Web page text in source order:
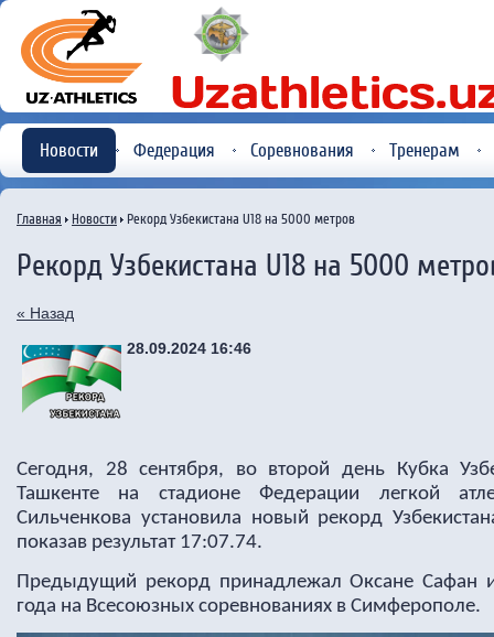
Новости Федерация Соревнования Тренерам
Главная Новости Рекорд Узбекистана U18 на 5000 метров
Рекорд Узбекистана U18 на 5000
« Назад
28.09.2024 16:46
Сегодня, 28 сентября, во второй день Кубка
Ташкенте на стадионе Федерации легкой
Сильченкова установила новый рекорд
показав результат 17:07.74.
Предыдущий рекорд принадлежал Оксане Сафан
года на Всесоюзных соревнованиях в Симферополе.